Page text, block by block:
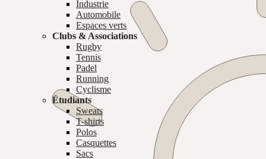
Industrie
Automobile
Espaces verts
Clubs & Associations
Rugby
Tennis
Padel
Running
Cyclisme
Étudiants
Sweats
T-shirts
Polos
Casquettes
Sacs